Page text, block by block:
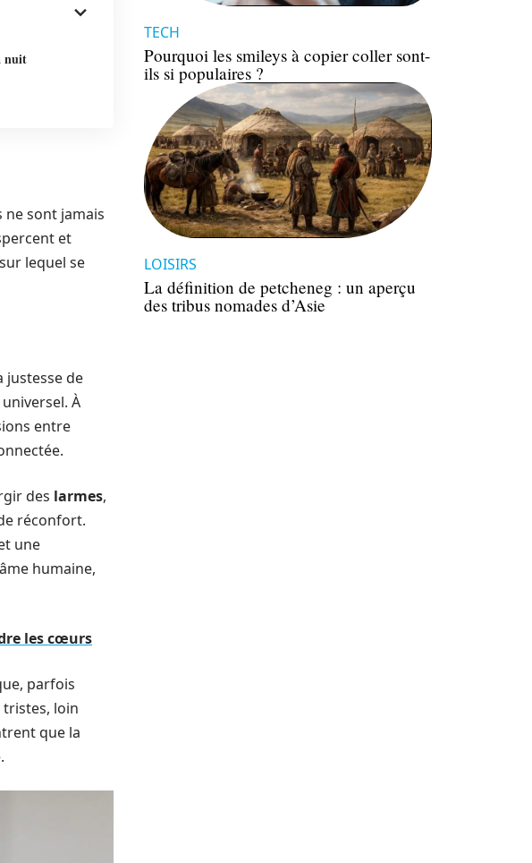
nuit
sont jamais
et
lequel se
justesse de
À
entre
des larmes,
réconfort.
une
humaine,
les cœurs
parfois
tristes, loin
que la
TECH
Pourquoi les smileys à copier coller sont-
ils si populaires ?
LOISIRS
La définition de petcheneg : un aperçu
des tribus nomades d’Asie